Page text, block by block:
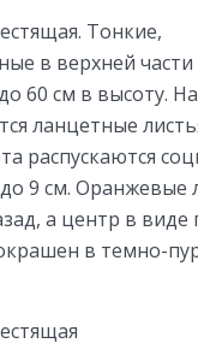
Тонкие,
в верхней части
60 см в высоту.
ланцетные
распускаются
9 см. Оранжевые
а центр в
в темно-